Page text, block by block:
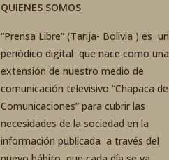
QUIENES SOMOS
“Prensa Libre” (Tarija- Bolivia ) es un
periódico digital que nace como una
extensión de nuestro medio de
comunicación televisivo “Chapaca de
Comunicaciones” para cubrir las
necesidades de la sociedad en la
información publicada a través del